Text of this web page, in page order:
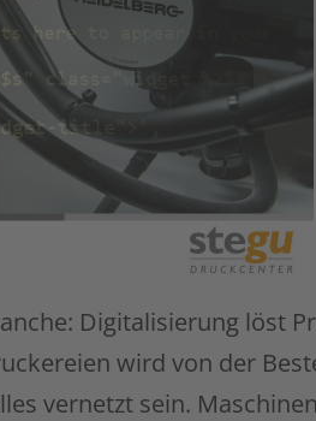
Digitalisierung löst
wird von der
vernetzt sein.